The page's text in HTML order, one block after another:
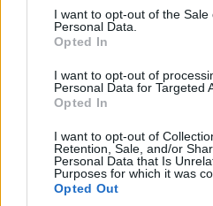
consent section.
I want to opt-out of the Sale
Personal Data.
Opted In
I want to opt-out of
Personal Data for Targeted
Opted In
I want to opt-out of
Retention, Sale, and/or
Personal Data that Is
Purposes for which it was
Opted Out
Γιάννης-Βασίλης Γιαϊλαλί:
δικαστική υπόθεσή του
συνάντησης για το
3/08/2026 - 11:50μμ